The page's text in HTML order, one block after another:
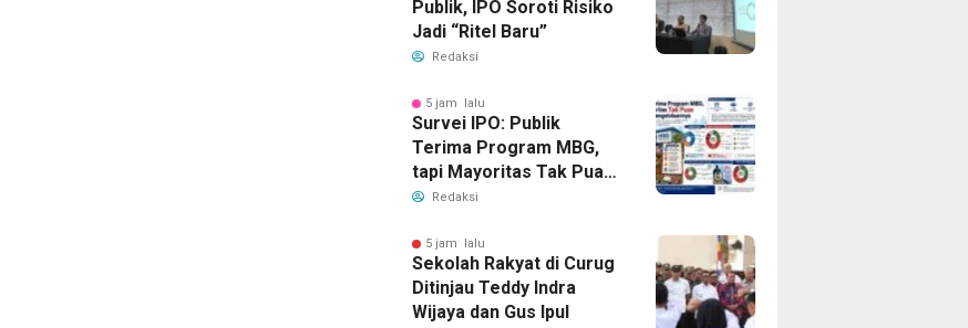
Publik, IPO Soroti Risiko
Jadi “Ritel Baru”
Redaksi
5 jam lalu
Survei IPO: Publik
Terima Program MBG,
tapi Mayoritas Tak Puas
dengan Pengelolaannya
Redaksi
5 jam lalu
Sekolah Rakyat di Curug
Ditinjau Teddy Indra
Wijaya dan Gus Ipul